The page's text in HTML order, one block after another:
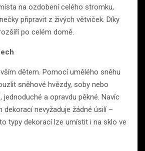
na ozdobení celého stromku,
připravit z živých větviček. Díky
po celém domě.
dětem. Pomocí umělého sněhu
sněhové hvězdy, soby nebo
jednoduché a opravdu pěkné. Navíc
dekorací nevyžaduje žádné úsilí –
typy dekorací lze umístit i na sklo ve